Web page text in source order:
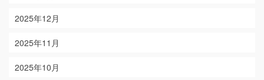
2025年12月
2025年11月
2025年10月